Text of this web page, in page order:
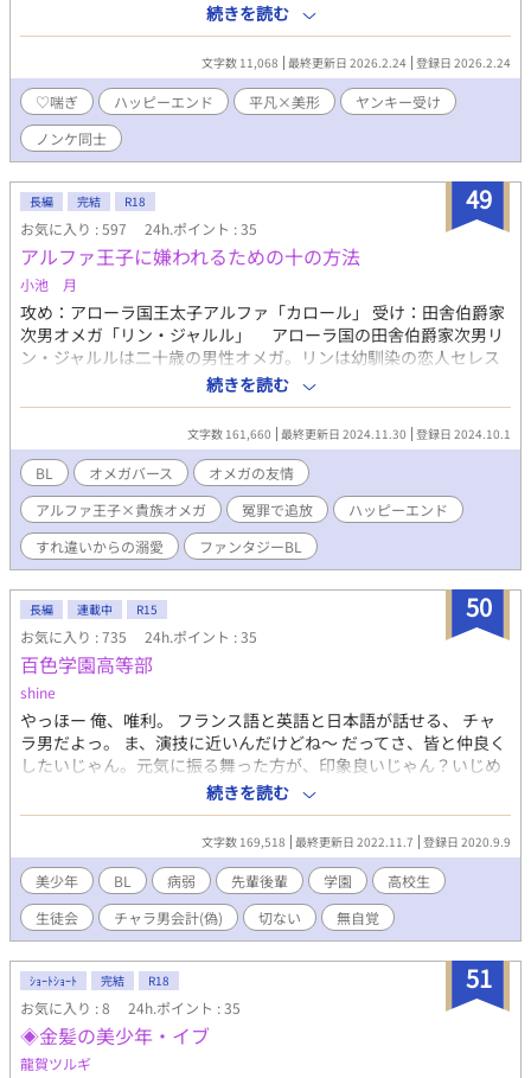
彼氏を犯す動画が映っていた。妹に捨てられて号泣している彼氏
はチンコ無しでは生きていけない体になってしまっており――。
続きを読む
文字数 11,068 最終更新日 2026.2.24 登録日 2026.2.24
♡喘ぎ ハッピーエンド 平凡×美形
ヤンキー受け
ノンケ同士
49
長編 完結 R18
お気に入り : 597 24h.ポイント : 35
アルファ王子に嫌われるための十の方法
小池 月
攻め：アローラ国王太子アルファ「カロール」 受け：田舎伯爵家
次男オメガ「リン・ジャルル」 アローラ国の田舎伯爵家次男リ
ン・ジャルルは二十歳の男性オメガ。リンは幼馴染の恋人セレス
がいる。セレスは隣領地の田舎子爵家次男で男性オメガ。恋人と
言ってもオメガ同士でありデートするだけのプラトニックな関
係。それでも互いに大切に思える関係であり、将来は二人で結婚
するつもりでいた。 田舎だけれど何不自由なく幸せな生活を送
っていたリンだが、突然、アローラ国王太子からの求婚状が届
く。貴族の立場上、リンから断ることが出来ずに顔も知らないア
ルファ王子に嫁がなくてはならなくなる。リンは『アルファ王子
に嫌われて王子側から婚約解消してもらえば、伯爵家に出戻って
セレスと幸せな結婚ができる！』と考え、セレスと共にアルファ
をし、王城で「アルファ王子に嫌われる作戦」を実行すべく奮闘
するリンだがーー。 王太子α×伯爵家ΩのオメガバースBL ☆すれ
違い・両想い・権力争いからの冤罪・絶望と愛・オメガの友情を
描いたファンタジーBL☆ 性描写の入る話には※をつけます。 11
月23日に完結いたしました！！ 完結後のショート「セレスの結婚
式」を載せていきたいと思っております。また、その後のお話と
して「番となる」と「リンが妃殿下になる」ストーリーを考えて
います。ぜひぜひ気長にお待ちいただけると嬉しいです！
続きを読む
文字数 161,660 最終更新日 2024.11.30 登録日 2024.10.1
BL オメガバース
オメガの友情
アルファ王子×貴族オメガ
冤罪で追放
ハッピーエンド
すれ違いからの溺愛
ファンタジーBL
50
長編 連載中 R15
お気に入り : 735 24h.ポイント : 35
百色学園高等部
shine
やっほー 俺、唯利。 フランス語と英語と日本語が話せる、 チャ
ラ男だよっ。 ま、演技に近いんだけどね～ だってさ、皆と仲良く
したいじゃん。元気に振る舞った方が、印象良いじゃん？いじめ
られるのとか怖くてやだしー そんでもって、ユイリーンって何故
か女の子っぽい名前でよばれちゃってるけどぉ～ 俺はいじられて
るの？ま、いっか。あだ名つけてもらったってことにしよ。 うん
うん。あだ名つけるのは仲良くなった証拠だっていうしねー 俺は
実は病気なの?? 変なこというと皆に避けられそうだから、隠しと
こー ってな感じで～ 物語スタート～!! 更新は不定期まじごめ。ス
トーリーのストックがなくなっちゃって…………涙。暫く書きだ
めたら、公開するね。これは質のいいストーリーを皆に提供する
ためなんよ!!ゆるしてぇ～R15は保険だ。 病弱、無自覚、トリリ
ンガル、美少年が、総受けって話にしたかったんだけど、キャラ
が暴走しだしたから……どうやら、……うん。切ない系とかがは
いりそうだなぁ……
続きを読む
文字数 169,518 最終更新日 2022.11.7 登録日 2020.9.9
美少年 BL 病弱 先輩後輩 学園
高校生
生徒会
チャラ男会計(偽) 切ない 無自覚
51
ｼｮｰﾄｼｮｰﾄ 完結 R18
お気に入り : 8 24h.ポイント : 35
◈金髪の美少年・イブ
龍賀ツルギ